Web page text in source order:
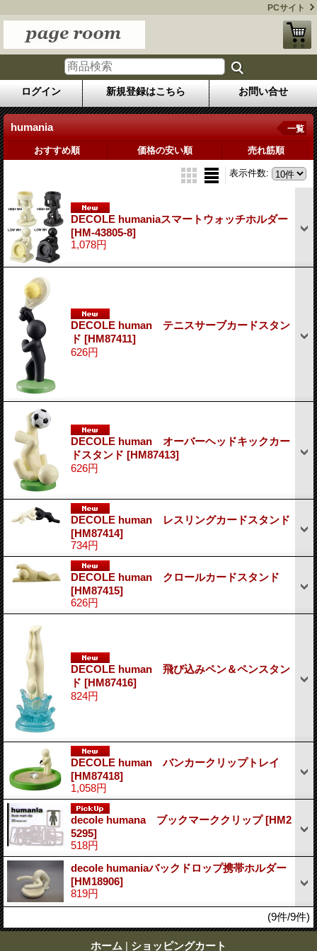
PCサイト
ログイン 新規登録はこちら お問い合せ
humania 一覧
おすすめ順 価格の安い順 売れ筋順
表示件数:
DECOLE humaniaスマートウォッチホルダー
[HM-43805-8]
1,078円
DECOLE human テニスサーブカードスタン
ド [HM87411]
626円
DECOLE human オーバーヘッドキックカー
ドスタンド [HM87413]
626円
DECOLE human レスリングカードスタンド
[HM87414]
734円
DECOLE human クロールカードスタンド
[HM87415]
626円
DECOLE human 飛び込みペン＆ペンスタン
ド [HM87416]
824円
DECOLE human バンカークリップトレイ
[HM87418]
1,058円
decole humana ブックマーククリップ[HM2
5295]
518円
decole humaniaバックドロップ携帯ホルダー
[HM18906]
819円
(9件/9件)
ホーム | ショッピングカート